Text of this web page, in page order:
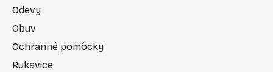
Odevy
Obuv
Ochranné pomôcky
Rukavice